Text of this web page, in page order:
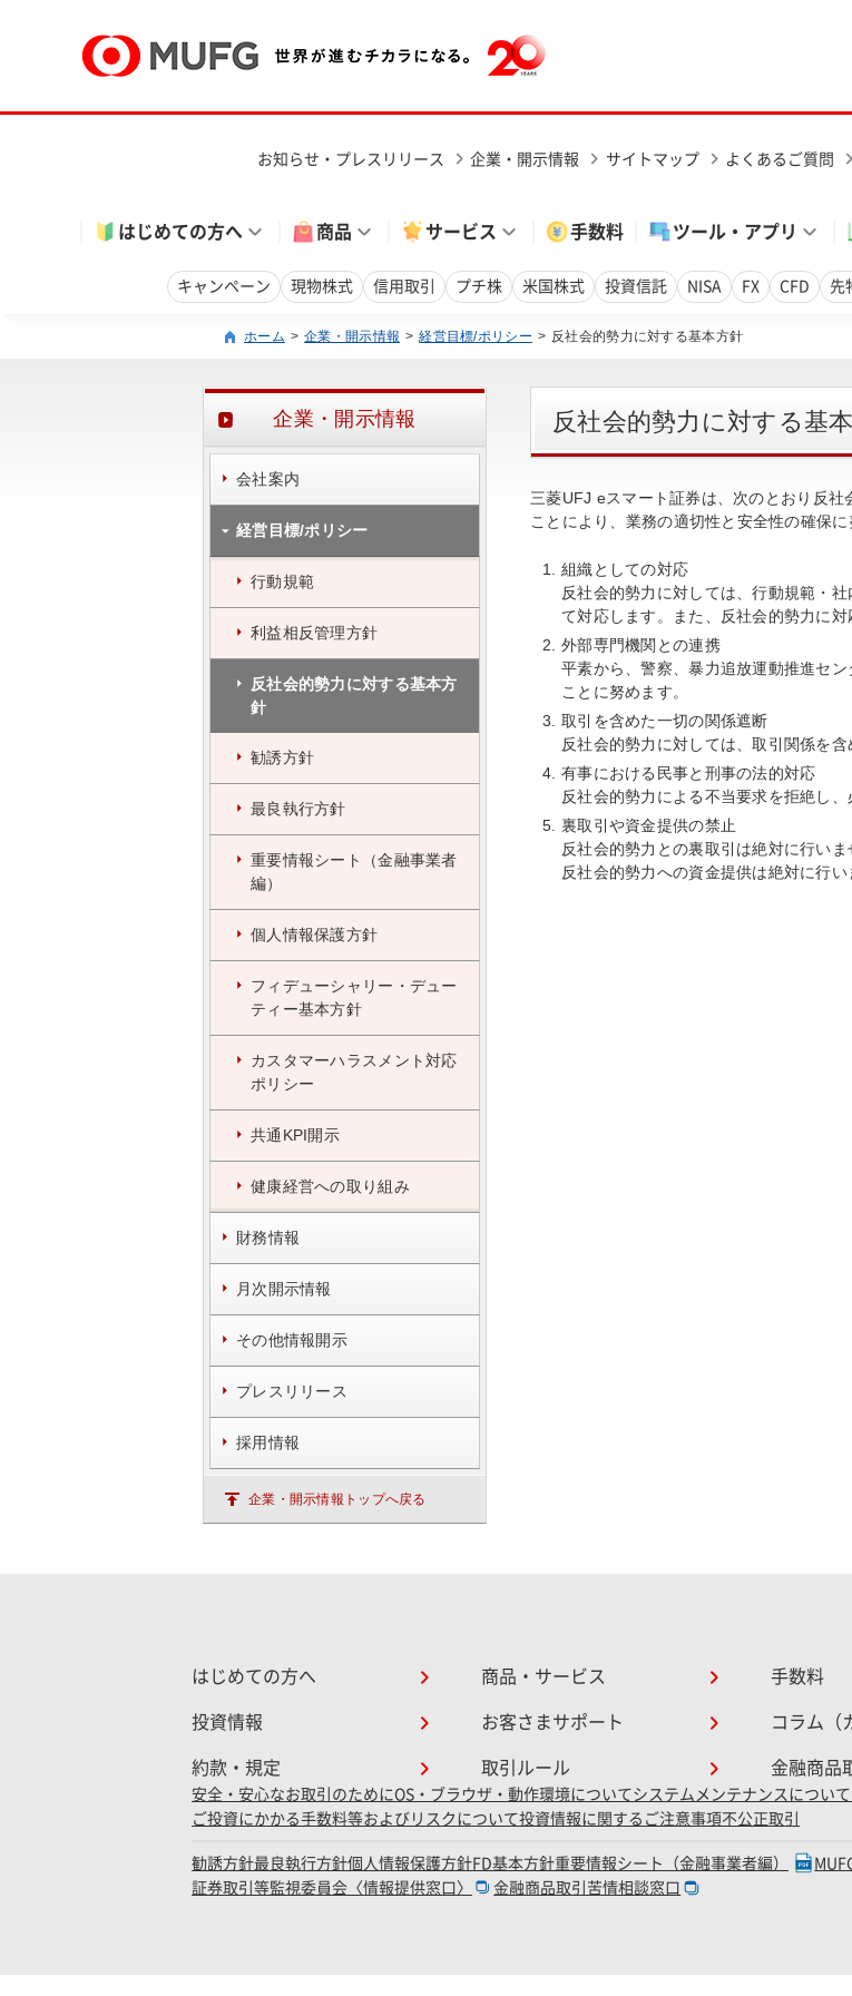
お知らせ・プレスリリース 企業・開示情報 サイトマップ よくあるご質問
はじめての方へ 商品 サービス 手数料 ツール・アプリ
キャンペーン 現物株式 信用取引 プチ株 米国株式 投資信託 NISA FX CFD 先
ホーム 企業・開示情報 経営目標/ポリシー 反社会的勢力に対する基本方針
反社会的勢力に対する基
三菱UFJ eスマート証券は、次のとおり反
ことにより、業務の適切性と安全性の確保に
組織としての対応
反社会的勢力に対しては、行動規範・
て対応します。また、反社会的勢力に
外部専門機関との連携
平素から、警察、暴力追放運動推進セ
ことに努めます。
取引を含めた一切の関係遮断
反社会的勢力に対しては、取引関係を
有事における民事と刑事の法的対応
反社会的勢力による不当要求を拒絶し
裏取引や資金提供の禁止
反社会的勢力との裏取引は絶対に行いま
反社会的勢力への資金提供は絶対に行い
企業・開示情報
会社案内
経営目標/ポリシー
行動規範
利益相反管理方針
反社会的勢力に対する基本方
針
勧誘方針
最良執行方針
重要情報シート（金融事業者
編）
個人情報保護方針
フィデューシャリー・デュー
ティー基本方針
カスタマーハラスメント対応
ポリシー
共通KPI開示
健康経営への取り組み
財務情報
月次開示情報
その他情報開示
プレスリリース
採用情報
企業・開示情報トップへ戻る
はじめての方へ 商品・サービス 手数料
投資情報 お客さまサポート コラム（
約款・規定 取引ルール 金融商品
安全・安心なお取引のためにOS・ブラウザ・動作環境についてシステムメンテナンスについて
ご投資にかかる手数料等およびリスクについて投資情報に関するご注意事項不公正取引
勧誘方針最良執行方針個人情報保護方針FD基本方針重要情報シート（金融事業者編）
証券取引等監視委員会〈情報提供窓口〉
金融商品取引苦情相談窓口